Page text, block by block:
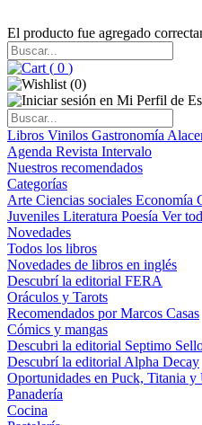
El producto fue agregado
( 0 )
(0)
Libros Vinilos Gastronomía
Agenda Revista Intervalo
Nuestros recomendados
Categorías
Arte Ciencias sociales Economía
Juveniles Literatura Poesía Ver
Novedades
Todos los libros
Novedades de libros en inglés
Descubrí la editorial FERA
Oráculos y Tarots
Recomendados por Marcos Casas
Cómics y mangas
Descubri la editorial Septimo
Descubrí la editorial Alpha Decay
Oportunidades en Puck, Titania y
Panadería
Cocina